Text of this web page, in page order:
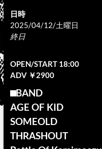
日時
2025/04/12/土曜日
終日
OPEN/START 18:00
ADV ￥2900
⬛︎BAND
AGE OF KID
SOMEOLD
THRASHOUT